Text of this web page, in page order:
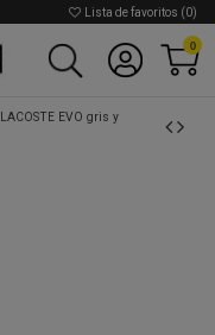
Lista de favoritos (0)
0
LACOSTE EVO gris y